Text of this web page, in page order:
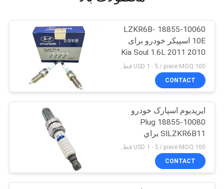
18855-10060 LZKR6B-
10E اسپیکر خودرو برای
2010 2011 Kia Soul 1.6L
Hyundai I20 I30
CONTACT
ايريديوم اسپارک خودرو
Plug 18855-10080
SILZKR6B11 براي
Hyundai Elantra 1.8
پيدايش Kia Borrego
USD 1 - 5 / piece MOQ:100 قطعه
CONTACT